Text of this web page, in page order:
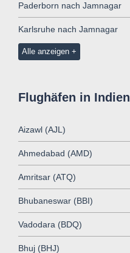
Paderborn nach Jamnagar
Karlsruhe nach Jamnagar
Alle anzeigen
Flughäfen in Indien
Aizawl (AJL)
Ahmedabad (AMD)
Amritsar (ATQ)
Bhubaneswar (BBI)
Vadodara (BDQ)
Bhuj (BHJ)